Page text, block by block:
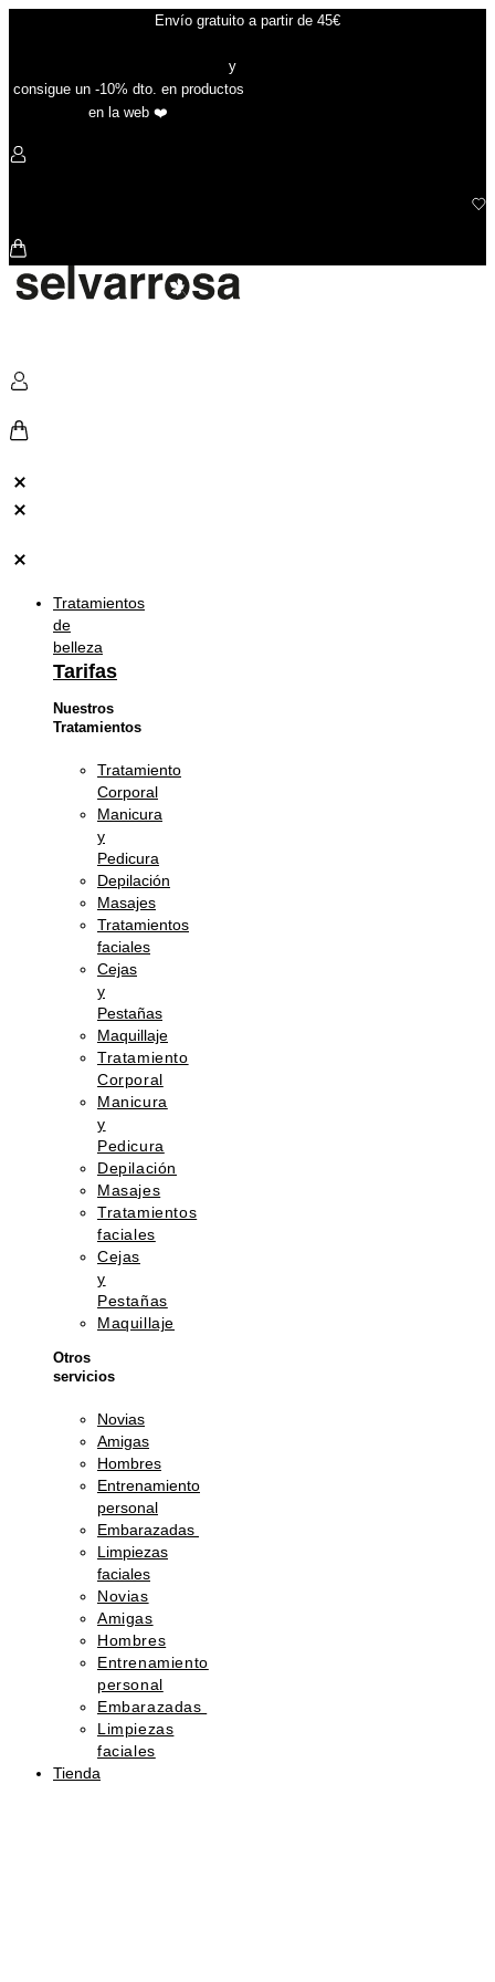
Envío gratuito a partir de 45€
y
consigue un -10% dto. en productos
en la web ❤️
Tratamientos
de
belleza
Tarifas
Nuestros
Tratamientos
Tratamiento
Corporal
Manicura
y
Pedicura
Depilación
Masajes
Tratamientos
faciales
Cejas
y
Pestañas
Maquillaje
Tratamiento
Corporal
Manicura
y
Pedicura
Depilación
Masajes
Tratamientos
faciales
Cejas
y
Pestañas
Maquillaje
Otros
servicios
Novias
Amigas
Hombres
Entrenamiento
personal
Embarazadas
Limpiezas
faciales
Novias
Amigas
Hombres
Entrenamiento
personal
Embarazadas
Limpiezas
faciales
Tienda